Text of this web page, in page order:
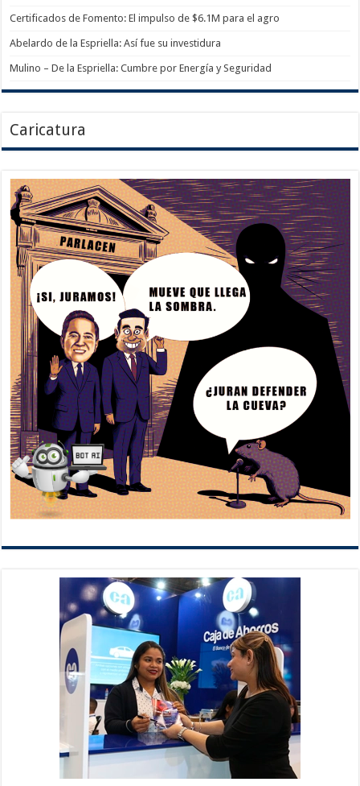
Certificados de Fomento: El impulso de $6.1M para el agro
Abelardo de la Espriella: Así fue su investidura
Mulino – De la Espriella: Cumbre por Energía y Seguridad
Caricatura